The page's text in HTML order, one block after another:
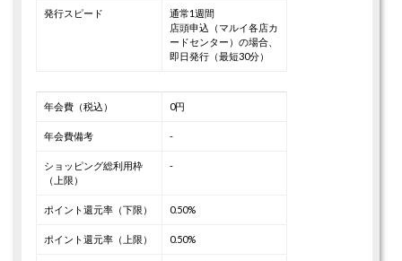
発行スピード
通常1週間
店頭申込（マルイ各店カ
ードセンター）の場合、
即日発行（最短30分）
年会費（税込） 0円
年会費備考 -
ショッピング総利用枠
（上限）
-
ポイント還元率（下限） 0.50%
ポイント還元率（上限） 0.50%